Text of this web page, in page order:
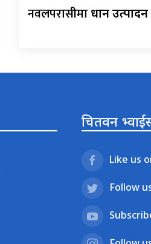
नवलपरासीमा धान
चितवन
Like us
Follow